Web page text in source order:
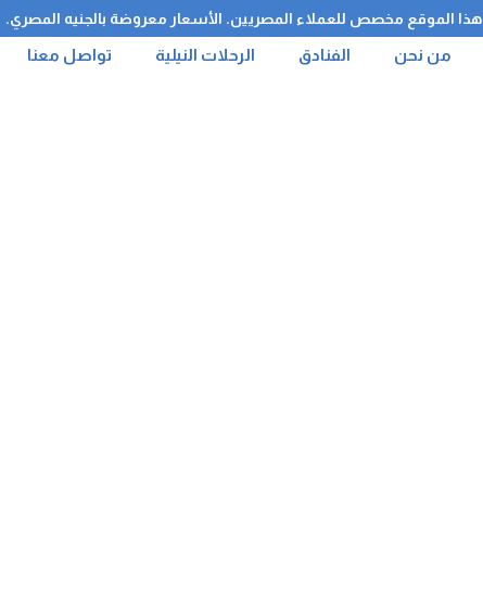
هذا الموقع مخصص للعملاء المصريين. الأسعار معروضة بالجنيه المصري.
من نحن الفنادق الرحلات النيلية تواصل معنا